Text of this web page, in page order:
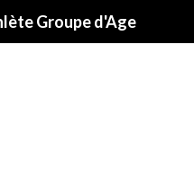
Groupe d'Age